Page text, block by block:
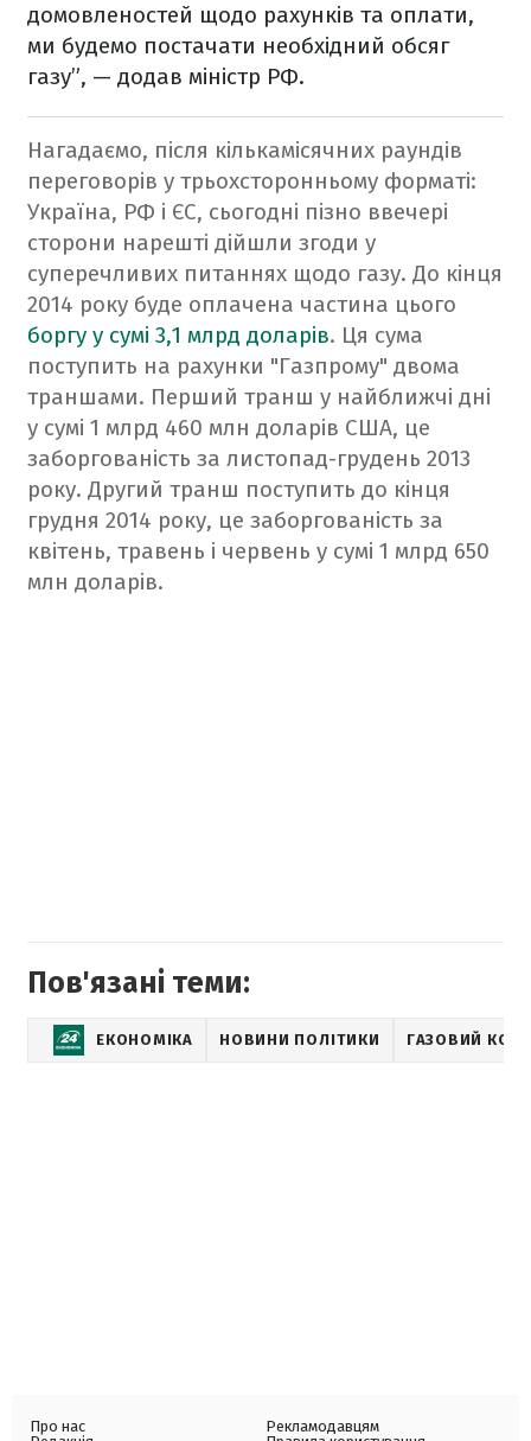
домовленостей щодо рахунків та оплати,
ми будемо постачати необхідний обсяг
газу”, — додав міністр РФ.
Нагадаємо, після кількамісячних раундів
переговорів у трьохсторонньому форматі:
Україна, РФ і ЄС, сьогодні пізно ввечері
сторони нарешті дійшли згоди у
суперечливих питаннях щодо газу. До кінця
2014 року буде оплачена частина цього
боргу у сумі 3,1 млрд доларів. Ця сума
поступить на рахунки "Газпрому" двома
траншами. Перший транш у найближчі дні
у сумі 1 млрд 460 млн доларів США, це
заборгованість за листопад-грудень 2013
року. Другий транш поступить до кінця
грудня 2014 року, це заборгованість за
квітень, травень і червень у сумі 1 млрд 650
млн доларів.
Пов'язані теми:
ЕКОНОМІКА НОВИНИ ПОЛІТИКИ ГАЗОВИЙ
Про нас
Рекламодавцям